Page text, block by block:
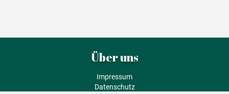
Über uns
Impressum
Datenschutz